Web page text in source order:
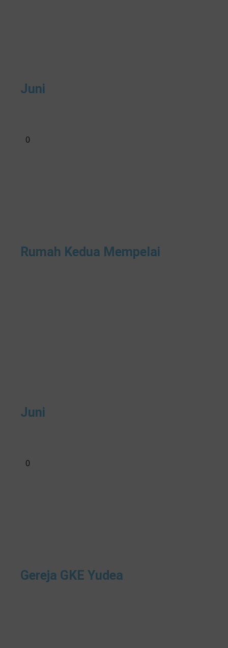
Juni
0
Rumah Kedua Mempelai
Juni
0
Gereja GKE Yudea